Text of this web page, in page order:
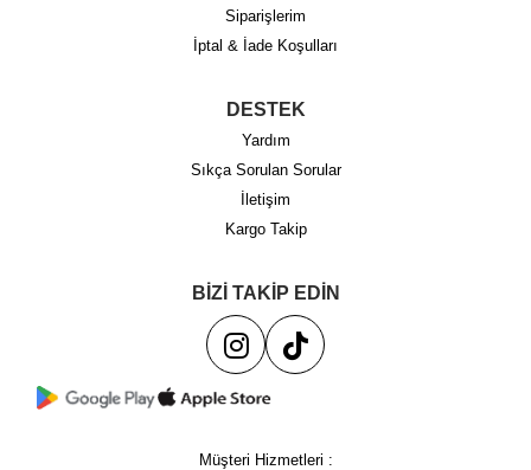
Siparişlerim
İptal & İade Koşulları
DESTEK
Yardım
Sıkça Sorulan Sorular
İletişim
Kargo Takip
BİZİ TAKİP EDİN
Müşteri Hizmetleri :